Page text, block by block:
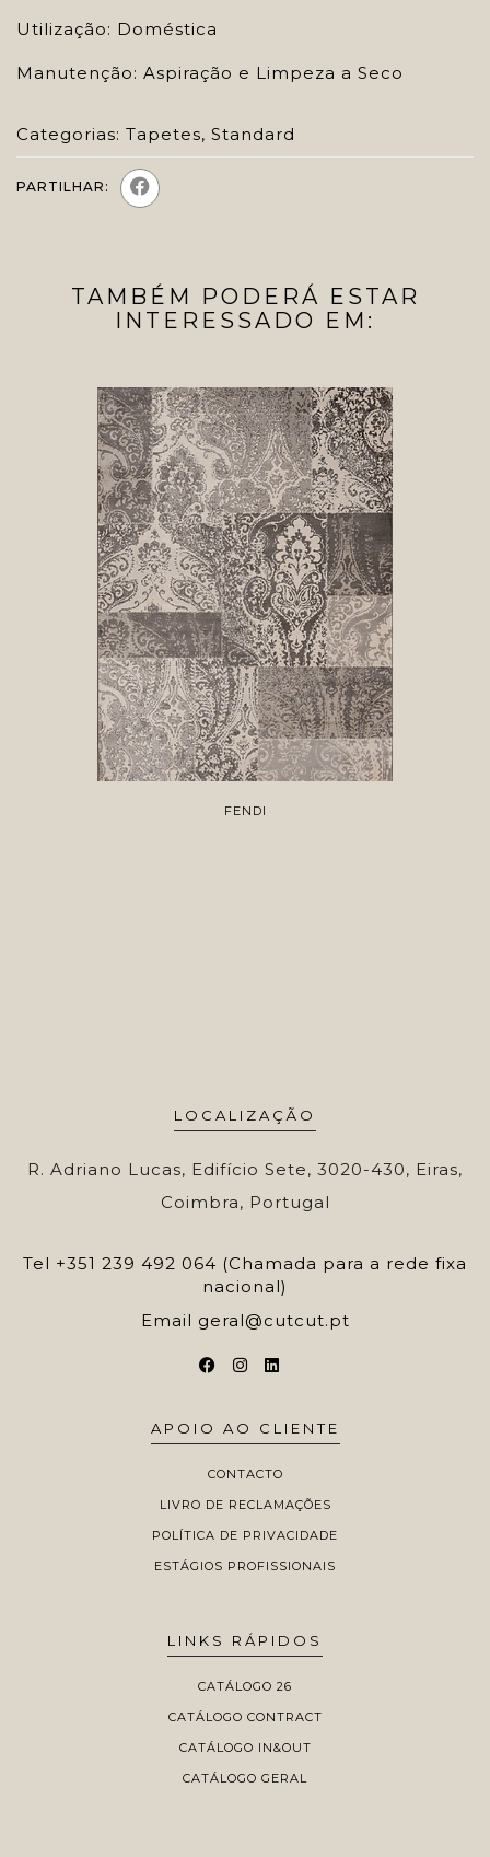
Utilização: Doméstica
Manutenção: Aspiração e Limpeza a Seco
Categorias: Tapetes, Standard
PARTILHAR:
TAMBÉM PODERÁ ESTAR
INTERESSADO EM:
FENDI
LOCALIZAÇÃO
R. Adriano Lucas, Edifício Sete, 3020-430, Eiras,
Coimbra, Portugal
Tel +351 239 492 064 (Chamada para a rede fixa
nacional)
Email geral@cutcut.pt
APOIO AO CLIENTE
CONTACTO
LIVRO DE RECLAMAÇÕES
POLÍTICA DE PRIVACIDADE
ESTÁGIOS PROFISSIONAIS
LINKS RÁPIDOS
CATÁLOGO 26
CATÁLOGO CONTRACT
CATÁLOGO IN&OUT
CATÁLOGO GERAL